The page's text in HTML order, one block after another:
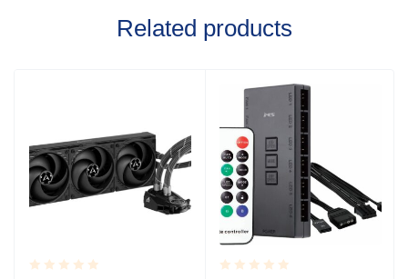
Related products